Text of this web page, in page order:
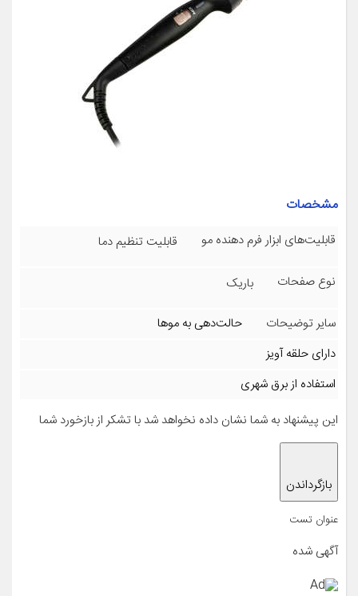
مشخصات
قابلیت‌های ابزار فرم دهنده مو
قابلیت تنظیم دما
نوع صفحات
باریک
سایر توضیحات
حالت‌دهی به موها
دارای حلقه آویز
استفاده از برق شهری
این پیشنهاد به شما نشان داده نخواهد شد با تشکر از باز‌خورد شما
بازگرداندن
عنوان تست
آگهی شده
Ad